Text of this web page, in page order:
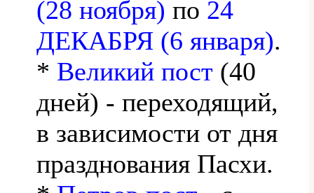
(28 ноября) по 24
ДЕКАБРЯ (6 января).
* Великий пост (40
дней) - переходящий,
в зависимости от дня
празднования Пасхи.